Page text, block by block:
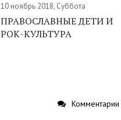
10 ноябрь 2018, Суббота
ПРАВОСЛАВНЫЕ ДЕТИ И
РОК-КУЛЬТУРА
Комментарии